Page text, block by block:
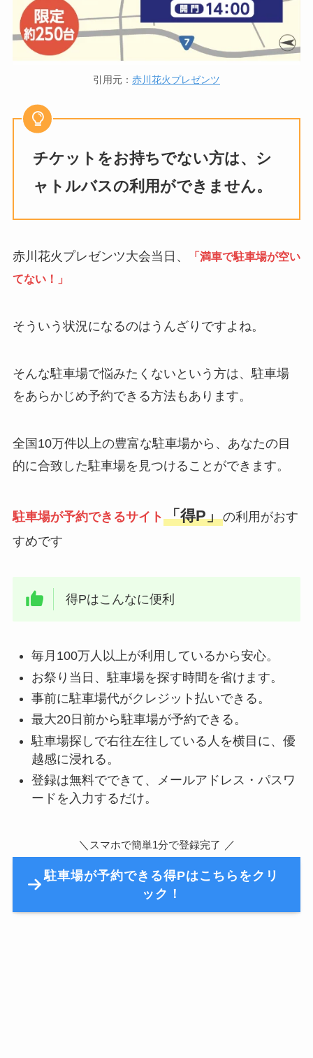
引用元： 赤川花火プレゼンツ
チケットをお持ちでない方は、シ
ャトルバスの利用ができません。
赤川花火プレゼンツ大会当日、
「満車で駐車場が空い
てない！」
そういう状況になるのはうんざりですよね。
そんな駐車場で悩みたくないという方は、駐車場
をあらかじめ予約できる方法もあります。
全国10万件以上の豊富な駐車場から、あなたの目
的に合致した駐車場を見つけることができます。
駐車場が予約できるサイト 「得P」の利用がおす
すめです
得Pはこんなに便利
毎月100万人以上が利用しているから安心。
お祭り当日、駐車場を探す時間を省けます。
事前に駐車場代がクレジット払いできる。
最大20日前から駐車場が予約できる。
駐車場探しで右往左往している人を横目に、優
越感に浸れる。
登録は無料でできて、メールアドレス・パスワ
ードを入力するだけ。
＼ スマホで簡単1分で登録完了 ／
駐車場が予約できる得Pはこちらをクリ
ック！